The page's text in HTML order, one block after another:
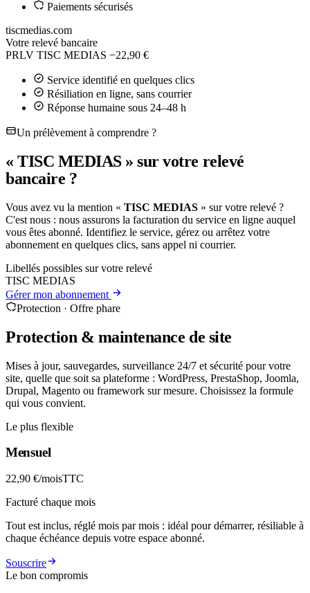
Paiements sécurisés
tiscmedias.com
Votre relevé bancaire
PRLV TISC MEDIAS −22,90 €
Service identifié en quelques clics
Résiliation en ligne, sans courrier
Réponse humaine sous 24–48 h
Un prélèvement à comprendre ?
« TISC MEDIAS » sur votre relevé
bancaire ?
Vous avez vu la mention « TISC MEDIAS » sur votre relevé ?
C'est nous : nous assurons la facturation du service en ligne auquel
vous êtes abonné. Identifiez le service, gérez ou arrêtez votre
abonnement en quelques clics, sans appel ni courrier.
Libellés possibles sur votre relevé
TISC MEDIAS
Gérer mon abonnement
Protection · Offre phare
Protection & maintenance de site
Mises à jour, sauvegardes, surveillance 24/7 et sécurité pour votre
site, quelle que soit sa plateforme : WordPress, PrestaShop, Joomla,
Drupal, Magento ou framework sur mesure. Choisissez la formule
qui vous convient.
Le plus flexible
Mensuel
22,90 €/moisTTC
Facturé chaque mois
Tout est inclus, réglé mois par mois : idéal pour démarrer, résiliable à
chaque échéance depuis votre espace abonné.
Souscrire
Le bon compromis